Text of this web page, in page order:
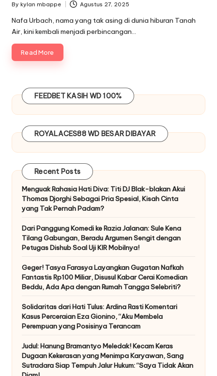
Posted
by
By kylan mbappe Agustus 27, 2025
Nafa Urbach, nama yang tak asing di dunia hiburan Tanah
Air, kini kembali menjadi perbincangan…
Read More
FEEDBETKASIH WD 100%
ROYALACES88WD BESAR DIBAYAR
Recent Posts
Menguak Rahasia Hati Diva: Titi DJ Blak-blakan Akui
Thomas Djorghi Sebagai Pria Spesial, Kisah Cinta
yang Tak Pernah Padam?
Dari Panggung Komedi ke Razia Jalanan: Sule Kena
Tilang Gabungan, Beradu Argumen Sengit dengan
Petugas Dishub Soal Uji KIR Mobilnya!
Geger! Tasya Farasya Layangkan Gugatan Nafkah
Fantastis Rp100 Miliar, Disusul Kabar Cerai Komedian
Beddu, Ada Apa dengan Rumah Tangga Selebriti?
Solidaritas dari Hati Tulus: Ardina Rasti Komentari
Kasus Perceraian Eza Gionino, “Aku Membela
Perempuan yang Posisinya Terancam
Judul: Hanung Bramantyo Meledak! Kecam Keras
Dugaan Kekerasan yang Menimpa Karyawan, Sang
Sutradara Siap Tempuh Jalur Hukum: “Saya Tidak Akan